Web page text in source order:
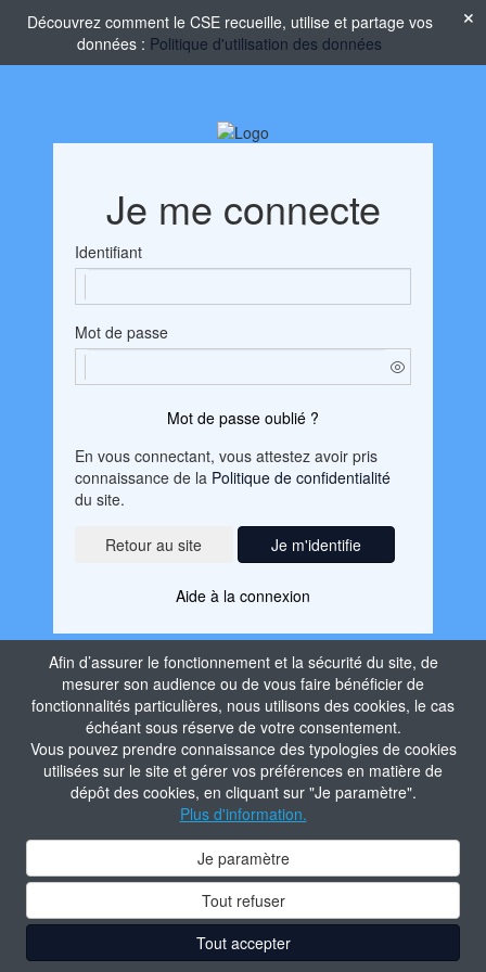
Afin d’assurer le fonctionnement et la sécurité du site, de
mesurer son audience ou de vous faire bénéficier de
fonctionnalités particulières, nous utilisons des cookies, le cas
échéant sous réserve de votre consentement.
Vous pouvez prendre connaissance des typologies de cookies
utilisées sur le site et gérer vos préférences en matière de
dépôt des cookies, en cliquant sur "Je paramètre".
Plus d'information.
Je paramètre
Tout refuser
Tout accepter
Découvrez comment le CSE recueille, utilise et partage vos
données : Politique d'utilisation des données
Je me connecte
Identifiant
Mot de passe
Mot de passe oublié ?
En vous connectant, vous attestez avoir pris
connaissance de la Politique de confidentialité
du site.
Je m'identifie
Aide à la connexion